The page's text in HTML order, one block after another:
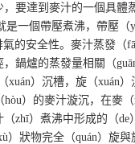
，要達到麥汁的一個具體
是一個帶壓煮沸，帶壓（
氣的安全性。麥汁蒸發（
鍋爐的蒸發量相關（
xuán）沉槽，旋（xuán
）的麥汁漩沉，在麥
zhī）煮沸中形成的（de
）狀物完全（quán）旋